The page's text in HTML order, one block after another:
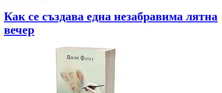
Как се създава една незабравима лятна
вечер